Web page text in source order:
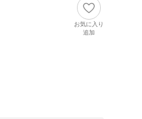
お気に入り
追加